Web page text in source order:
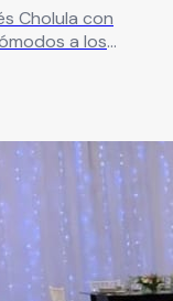
Cholula con
a los